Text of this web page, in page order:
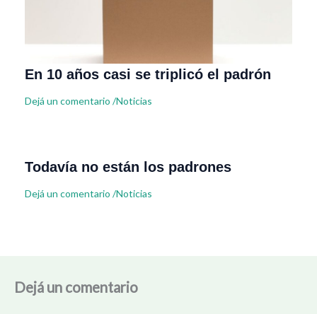
En 10 años casi se triplicó el padrón
Dejá un comentario /Noticias
Todavía no están los padrones
Dejá un comentario /Noticias
Dejá un comentario